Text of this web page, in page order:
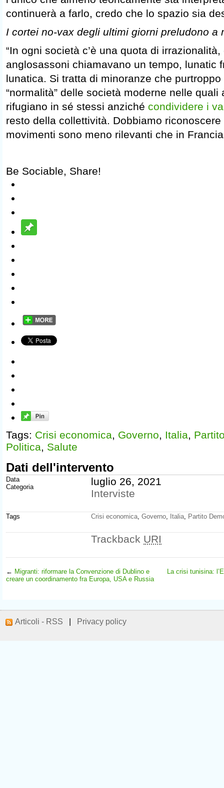
continuerà a farlo, credo che lo spazio sia
I cortei no-vax degli ultimi giorni preludono a
“In ogni società c’è una quota di
anglosassoni chiamavano un tempo, lunatic
lunatica. Si tratta di minoranze che
“normalità” delle società moderne nelle
rifugiano in sé stessi anziché condividere i
resto della collettività. Dobbiamo
movimenti sono meno rilevanti che in
Be Sociable, Share!
Tags: Crisi economica, Governo, Italia,
Politica, Salute
Dati dell'intervento
Data
Categoria
luglio 26, 2021
Interviste
Tags Crisi economica Governo Italia Partito
Trackback URI
← Migranti: riformare la Convenzione di Dublino e
creare un coordinamento fra Europa, USA e Russia
La crisi tunisina:
Articoli - RSS Privacy policy